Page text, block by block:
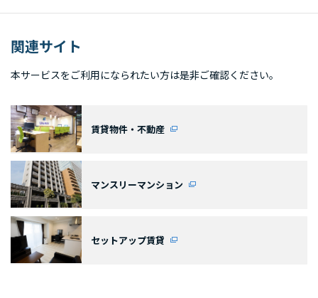
関連サイト
本サービスをご利用になられたい方は是非ご確認ください。
賃貸物件・不動産
マンスリーマンション
セットアップ賃貸